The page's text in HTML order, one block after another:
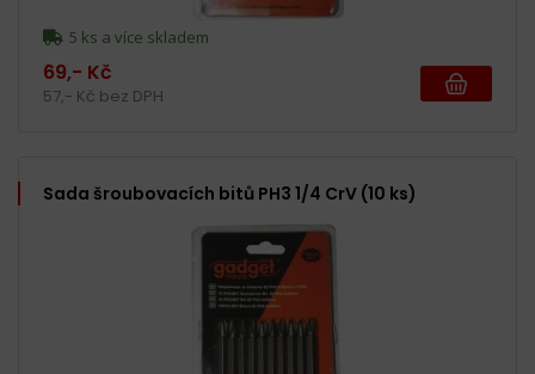
5 ks a více skladem
69,- Kč
57,- Kč bez DPH
Sada šroubovacích bitů PH3 1/4 CrV (10 ks)